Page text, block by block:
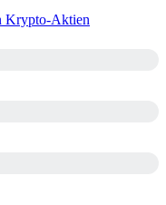
Krypto-Aktien